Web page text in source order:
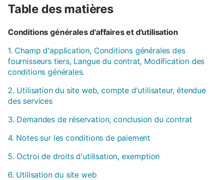
Table des matières
Conditions générales d'affaires et d'utilisation
1. Champ d'application, Conditions générales des
fournisseurs tiers, Langue du contrat, Modification des
conditions générales.
2. Utilisation du site web, compte d'utilisateur, étendue
des services
3. Demandes de réservation, conclusion du contrat
4. Notes sur les conditions de paiement
5. Octroi de droits d'utilisation, exemption
6. Utilisation du site web